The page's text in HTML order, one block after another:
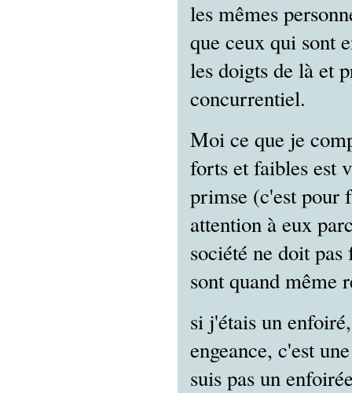
les mêmes
que ceux qui sont
les doigts de là et
concurrentiel.
Moi ce que je
forts et faibles est
primse (c'est pour
attention à eux
société ne doit
sont quand même
si j'étais un
engeance, c'est
suis pas un